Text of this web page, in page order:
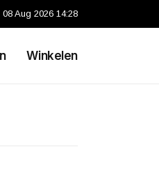
08 Aug 2026 14:28
Winkelen